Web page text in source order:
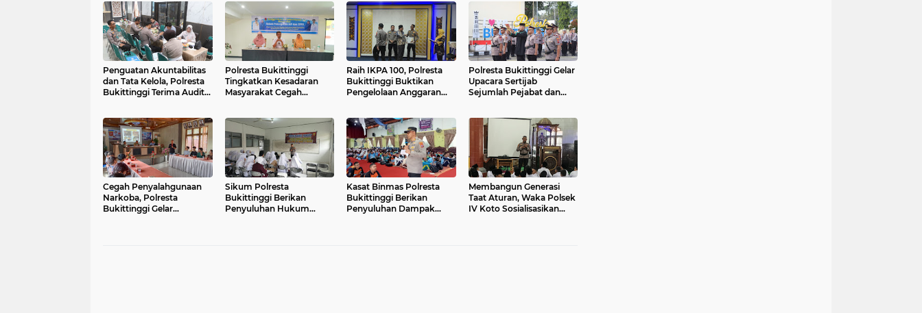
Penguatan Akuntabilitas
dan Tata Kelola, Polresta
Bukittinggi Terima Audit
Polresta Bukittinggi
Tingkatkan Kesadaran
Masyarakat Cegah
Raih IKPA 100, Polresta
Bukittinggi Buktikan
Pengelolaan Anggaran
Polresta Bukittinggi Gelar
Upacara Sertijab
Sejumlah Pejabat dan
Cegah Penyalahgunaan
Narkoba, Polresta
Bukittinggi Gelar
Sikum Polresta
Bukittinggi Berikan
Penyuluhan Hukum
Kasat Binmas Polresta
Bukittinggi Berikan
Penyuluhan Dampak
Membangun Generasi
Taat Aturan, Waka Polsek
IV Koto Sosialisasikan